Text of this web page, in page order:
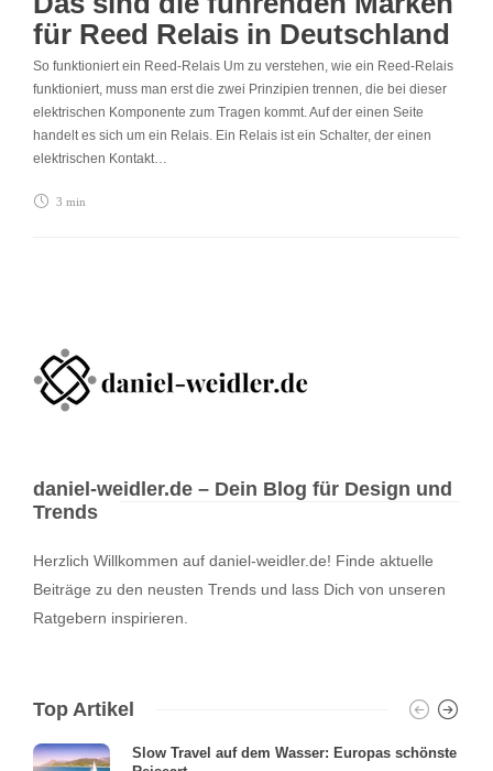
für Reed Relais in Deutschland
So funktioniert ein Reed-Relais Um zu verstehen, wie ein Reed-Relais
funktioniert, muss man erst die zwei Prinzipien trennen, die bei dieser
elektrischen Komponente zum Tragen kommt. Auf der einen Seite
handelt es sich um ein Relais. Ein Relais ist ein Schalter, der einen
elektrischen Kontakt…
3 min
daniel-weidler.de – Dein Blog für Design und
Trends
Herzlich Willkommen auf daniel-weidler.de! Finde aktuelle
Beiträge zu den neusten Trends und lass Dich von unseren
Ratgebern inspirieren.
Top Artikel
Slow Travel auf dem Wasser: Europas schönste